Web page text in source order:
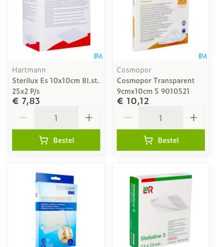
Hartmann
Sterilux Es 10x10cm 8l.st.
25x2 P/s
€ 7,83
Bestel
Cosmopor
Cosmopor Transparent
9cmx10cm 5 9010521
€ 10,12
Bestel